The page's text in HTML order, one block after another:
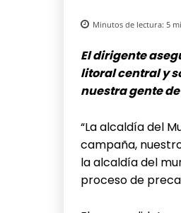
Minutos de lectura: 5
El dirigente
litoral central y
nuestra gente
“La alcaldía del
campaña,
la alcaldía del
proceso de